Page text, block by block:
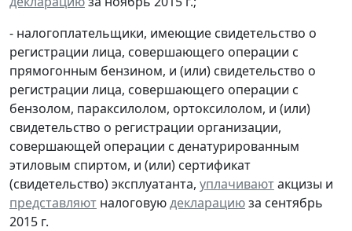
- налогоплательщики, имеющие свидетельство о
регистрации лица, совершающего операции с
прямогонным бензином, и (или) свидетельство о
регистрации лица, совершающего операции с
бензолом, параксилолом, ортоксилолом, и (или)
свидетельство о регистрации организации,
совершающей операции с денатурированным
этиловым спиртом, и (или) сертификат
(свидетельство) эксплуатанта, уплачиваютакцизы и
представляют налоговуюдекларациюза сентябрь
2015 г.